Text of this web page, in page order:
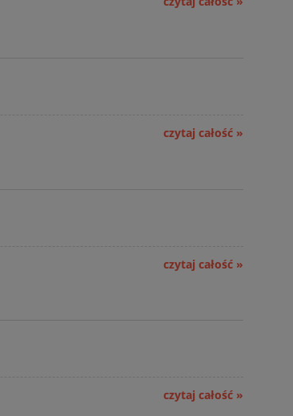
czytaj całość »
czytaj całość »
czytaj całość »